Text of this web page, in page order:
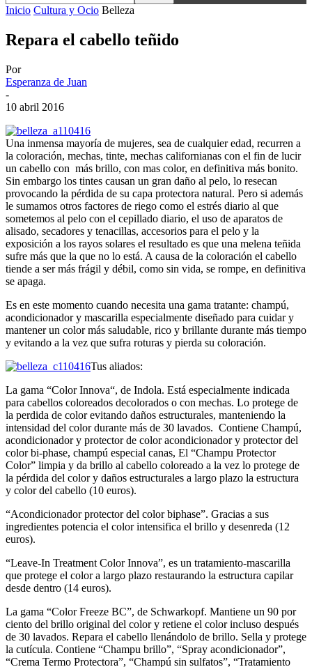
Inicio Cultura y Ocio Belleza
Repara el cabello teñido
Por
Esperanza de Juan
-
10 abril 2016
Una inmensa mayoría de mujeres, sea de cualquier edad, recurren a
la coloración, mechas, tinte, mechas californianas con el fin de lucir
un cabello con más brillo, con mas color, en definitiva más bonito.
Sin embargo los tintes causan un gran daño al pelo, lo resecan
provocando la pérdida de su capa protectora natural. Pero si además
le sumamos otros factores de riego como el estrés diario al que
sometemos al pelo con el cepillado diario, el uso de aparatos de
alisado, secadores y tenacillas, accesorios para el pelo y la
exposición a los rayos solares el resultado es que una melena teñida
sufre más que la que no lo está. A causa de la coloración el cabello
tiende a ser más frágil y débil, como sin vida, se rompe, en definitiva
se apaga.
Es en este momento cuando necesita una gama tratante: champú,
acondicionador y mascarilla especialmente diseñado para cuidar y
mantener un color más saludable, rico y brillante durante más tiempo
y evitando a la vez que sufra roturas y pierda su coloración.
Tus aliados:
La gama “Color Innova“, de Indola. Está especialmente indicada
para cabellos coloreados decolorados o con mechas. Lo protege de
la perdida de color evitando daños estructurales, manteniendo la
intensidad del color durante más de 30 lavados. Contiene Champú,
acondicionador y protector de color acondicionador y protector del
color bi-phase, champú especial canas, El “Champu Protector
Color” limpia y da brillo al cabello coloreado a la vez lo protege de
la pérdida del color y daños estructurales a largo plazo la estructura
y color del cabello (10 euros).
“Acondicionador protector del color biphase”. Gracias a sus
ingredientes potencia el color intensifica el brillo y desenreda (12
euros).
“Leave-In Treatment Color Innova”, es un tratamiento-mascarilla
que protege el color a largo plazo restaurando la estructura capilar
desde dentro (14 euros).
La gama “Color Freeze BC”, de Schwarkopf. Mantiene un 90 por
ciento del brillo original del color y retiene el color incluso después
de 30 lavados. Repara el cabello llenándolo de brillo. Sella y protege
la cutícula. Contiene “Champu brillo”, “Spray acondicionador”,
“Crema Termo Protectora”, “Champú sin sulfatos”, “Tratamiento